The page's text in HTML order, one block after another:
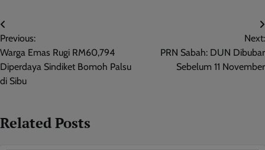
Post
navigation
Previous:
Warga Emas Rugi RM60,794
Diperdaya Sindiket Bomoh Palsu
di Sibu
Next:
PRN Sabah: DUN Dibubar
Sebelum 11 November
Related Posts